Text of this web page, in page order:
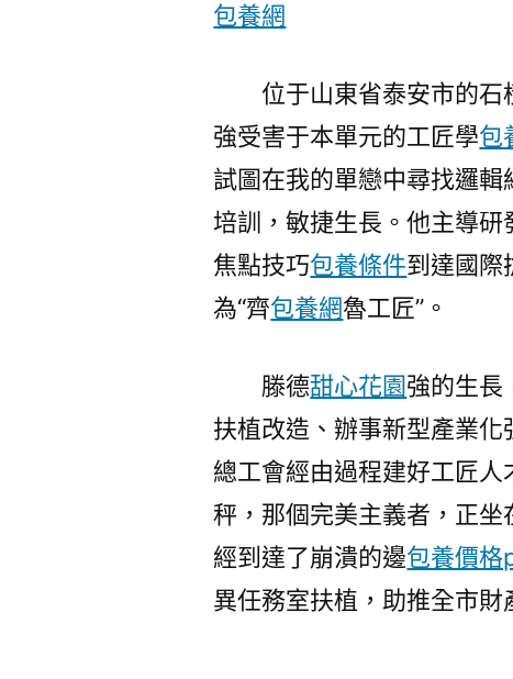
包養網
位于山東省泰安市的石
強受害于本單元的工匠學包
試圖在我的單戀中尋找邏
培訓，敏捷生長。他主導研
焦點技巧包養條件到達國際
為“齊包養網魯工匠”。
滕德甜心花園強的生長
扶植改造、辦事新型產業
總工會經由過程建好工匠人
秤，那個完美主義者，正
經到達了崩潰的邊包養價格
異任務室扶植，助推全市財